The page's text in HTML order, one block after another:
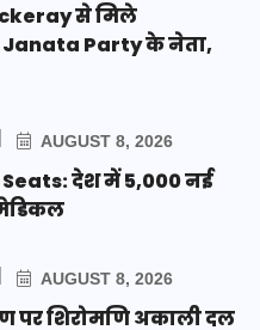
से मिले
Party के नेता,
AUGUST 8, 2026
देश में 5,000 नई
AUGUST 8, 2026
पर शिरोमणि अकाली दल